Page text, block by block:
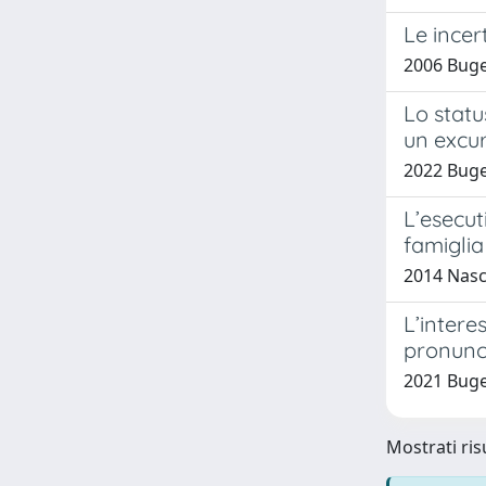
Le
2006
Lo
un
2022
famiglia
2014
2021
Mostrati